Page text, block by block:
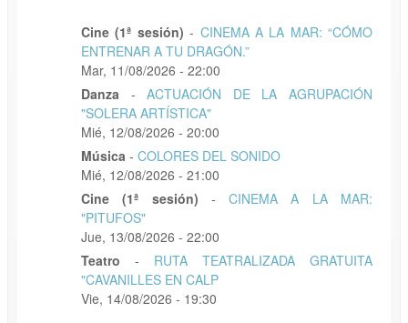
Cine (1ª sesión) - CINEMA A LA MAR: “CÓMO
ENTRENAR A TU DRAGÓN.”
Mar, 11/08/2026 - 22:00
Danza
-ACTUACIÓN DE LA AGRUPACIÓN
"SOLERA ARTÍSTICA"
Mié, 12/08/2026 - 20:00
Música - COLORES DEL SONIDO
Mié, 12/08/2026 - 21:00
Cine (1ª sesión)
-CINEMA A LA MAR:
"PITUFOS"
Jue, 13/08/2026 - 22:00
Teatro
- RUTA TEATRALIZADA GRATUITA
"CAVANILLES EN CALP
Vie, 14/08/2026 - 19:30